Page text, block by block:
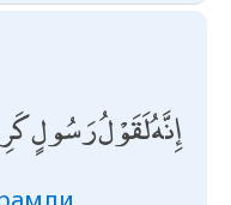
إِنَّهُ لَقَوْلُ رَسُولٍ